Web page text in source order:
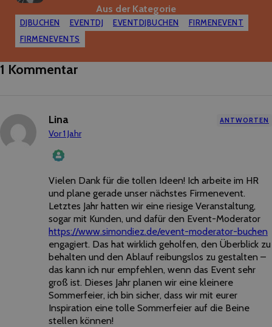
Aus der Kategorie
DJBUCHEN EVENTDJ EVENTDJBUCHEN
FIRMENEVENT
FIRMENEVENTS
1 Kommentar
Lina
Vor 1 Jahr
ANTWORTEN
Das „Echte-Person“-Abzeichen!
Anti-
Spam
von
CleanTalk
Vielen Dank für die tollen Ideen! Ich arbeite im HR
und plane gerade unser nächstes Firmenevent.
Letztes Jahr hatten wir eine riesige Veranstaltung,
sogar mit Kunden, und dafür den Event-Moderator
https://www.simondiez.de/event-moderator-buchen
engagiert. Das hat wirklich geholfen, den Überblick zu
behalten und den Ablauf reibungslos zu gestalten –
das kann ich nur empfehlen, wenn das Event sehr
groß ist. Dieses Jahr planen wir eine kleinere
Sommerfeier, ich bin sicher, dass wir mit eurer
Inspiration eine tolle Sommerfeier auf die Beine
stellen können!